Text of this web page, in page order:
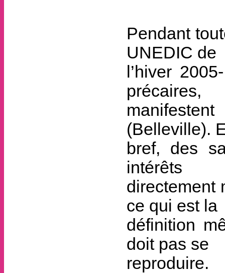
Pendant
UNEDIC de
l’hiver
précaires,
(Belleville).
bref, des
intérêts
directement
ce qui est la
définition
doit pas se
reproduire.